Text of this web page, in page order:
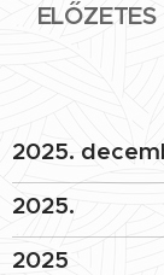
2025.
2025.
2025